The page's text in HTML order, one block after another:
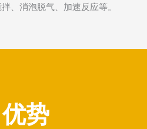
、消泡脱气、加速反应等。
优势